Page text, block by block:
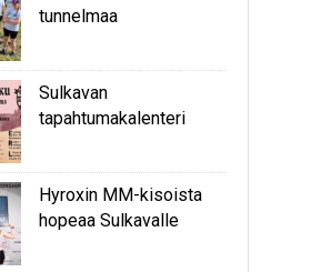
tunnelmaa
Sulkavan
tapahtumakalenteri
Hyroxin MM-kisoista
hopeaa Sulkavalle